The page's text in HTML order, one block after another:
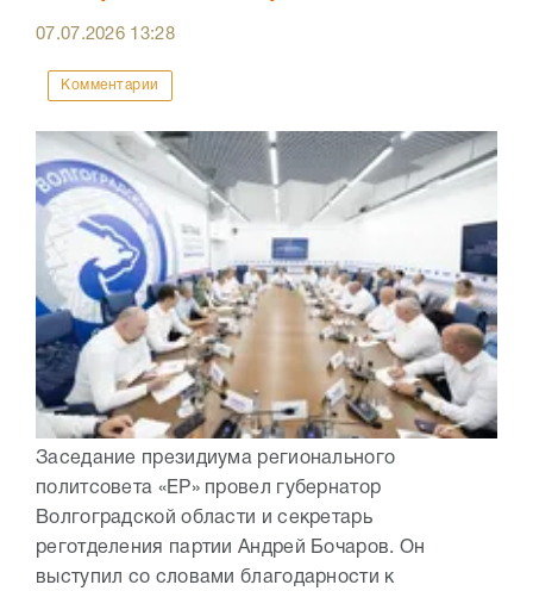
07.07.2026 13:28
Комментарии
Заседание президиума регионального
политсовета «ЕР» провел губернатор
Волгоградской области и секретарь
реготделения партии Андрей Бочаров. Он
выступил со словами благодарности к